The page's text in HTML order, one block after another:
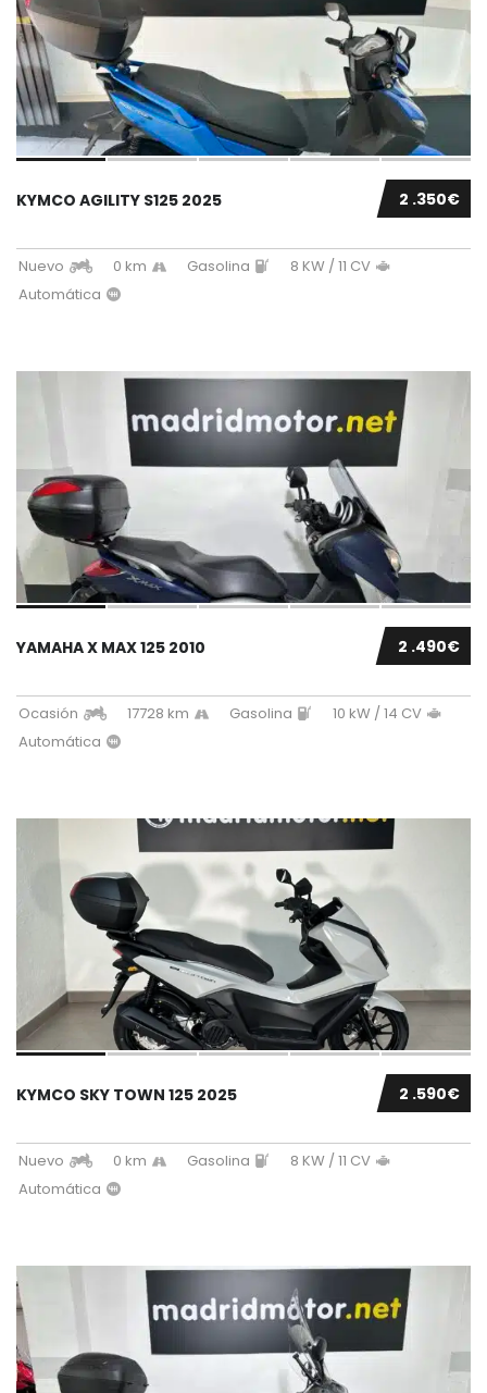
2 .350€
KYMCO AGILITY S125 2025
Nuevo 0 km Gasolina
8 KW / 11 CV
Automática
2 .490€
YAMAHA X MAX 125 2010
Ocasión 17728 km Gasolina
10 kW / 14 CV
Automática
2 .590€
KYMCO SKY TOWN 125 2025
Nuevo 0 km Gasolina
8 KW / 11 CV
Automática